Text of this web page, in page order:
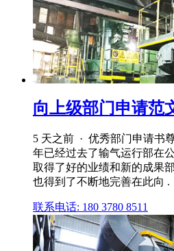
向上级部门申请范
5 天之前 · 优秀部门申请书
年已经过去了输气运行部在
取得了好的业绩和新的成果
也得到了不断地完善在此向 .
联系电话: 180 3780 8511